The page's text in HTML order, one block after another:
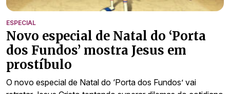
ESPECIAL
Novo especial de Natal do ‘Porta
dos Fundos’ mostra Jesus em
prostíbulo
O novo especial de Natal do ‘Porta dos Fundos’ vai